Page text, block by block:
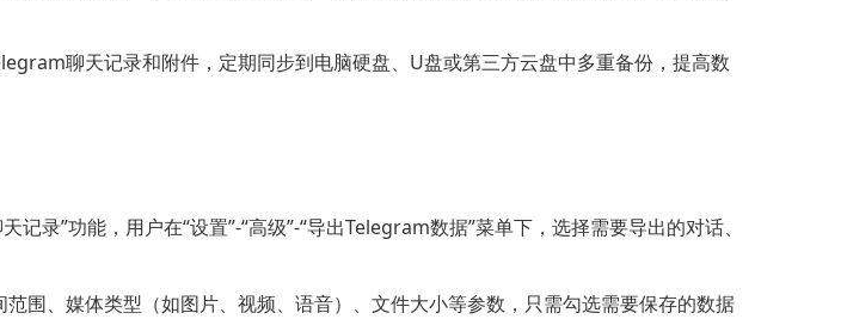
聊天记录和附件，定期同步到电脑硬盘、U盘或第三方云盘中多重备份，提高数
录”功能，用户在“设置”-“高级”-“导出Telegram数据”菜单下，选择需要导出的对话、
围、媒体类型（如图片、视频、语音）、文件大小等参数，只需勾选需要保存的数据